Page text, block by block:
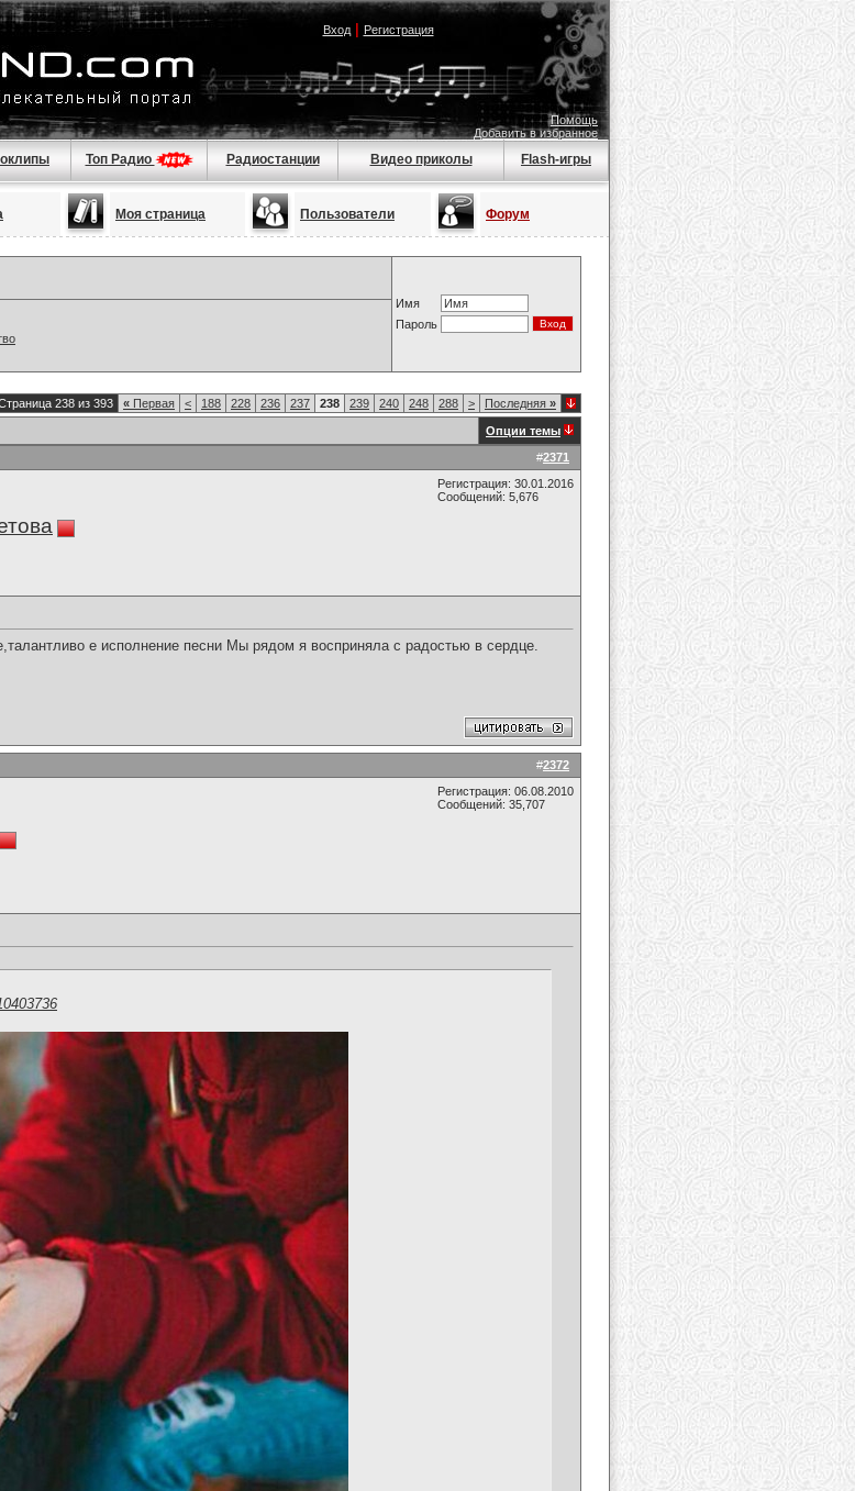
Вход| Регистрация
Помощь
Добавить в избранное
Топ Радио Радиостанции Видео приколы Flash-игры
Моя страница Пользователи Форум
Имя
Пароль
238 из 393 « Первая < 188 228 236 237 238 239 240 248 288 > Последняя »
Опции темы
#2371
Регистрация: 30.01.2016
Сообщений: 5,676
е исполнение песни Мы рядом я восприняла с радостью в сердце.
#2372
Регистрация: 06.08.2010
Сообщений: 35,707